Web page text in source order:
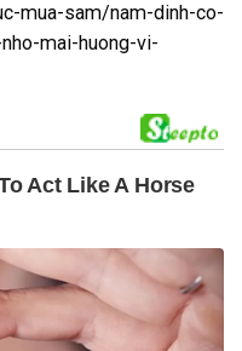
mua-sam/nam-dinh-co-
mai-huong-vi-